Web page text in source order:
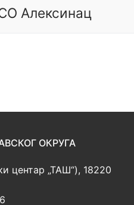
Алексинац
ОКРУГА
центар „ТАШ“), 18220